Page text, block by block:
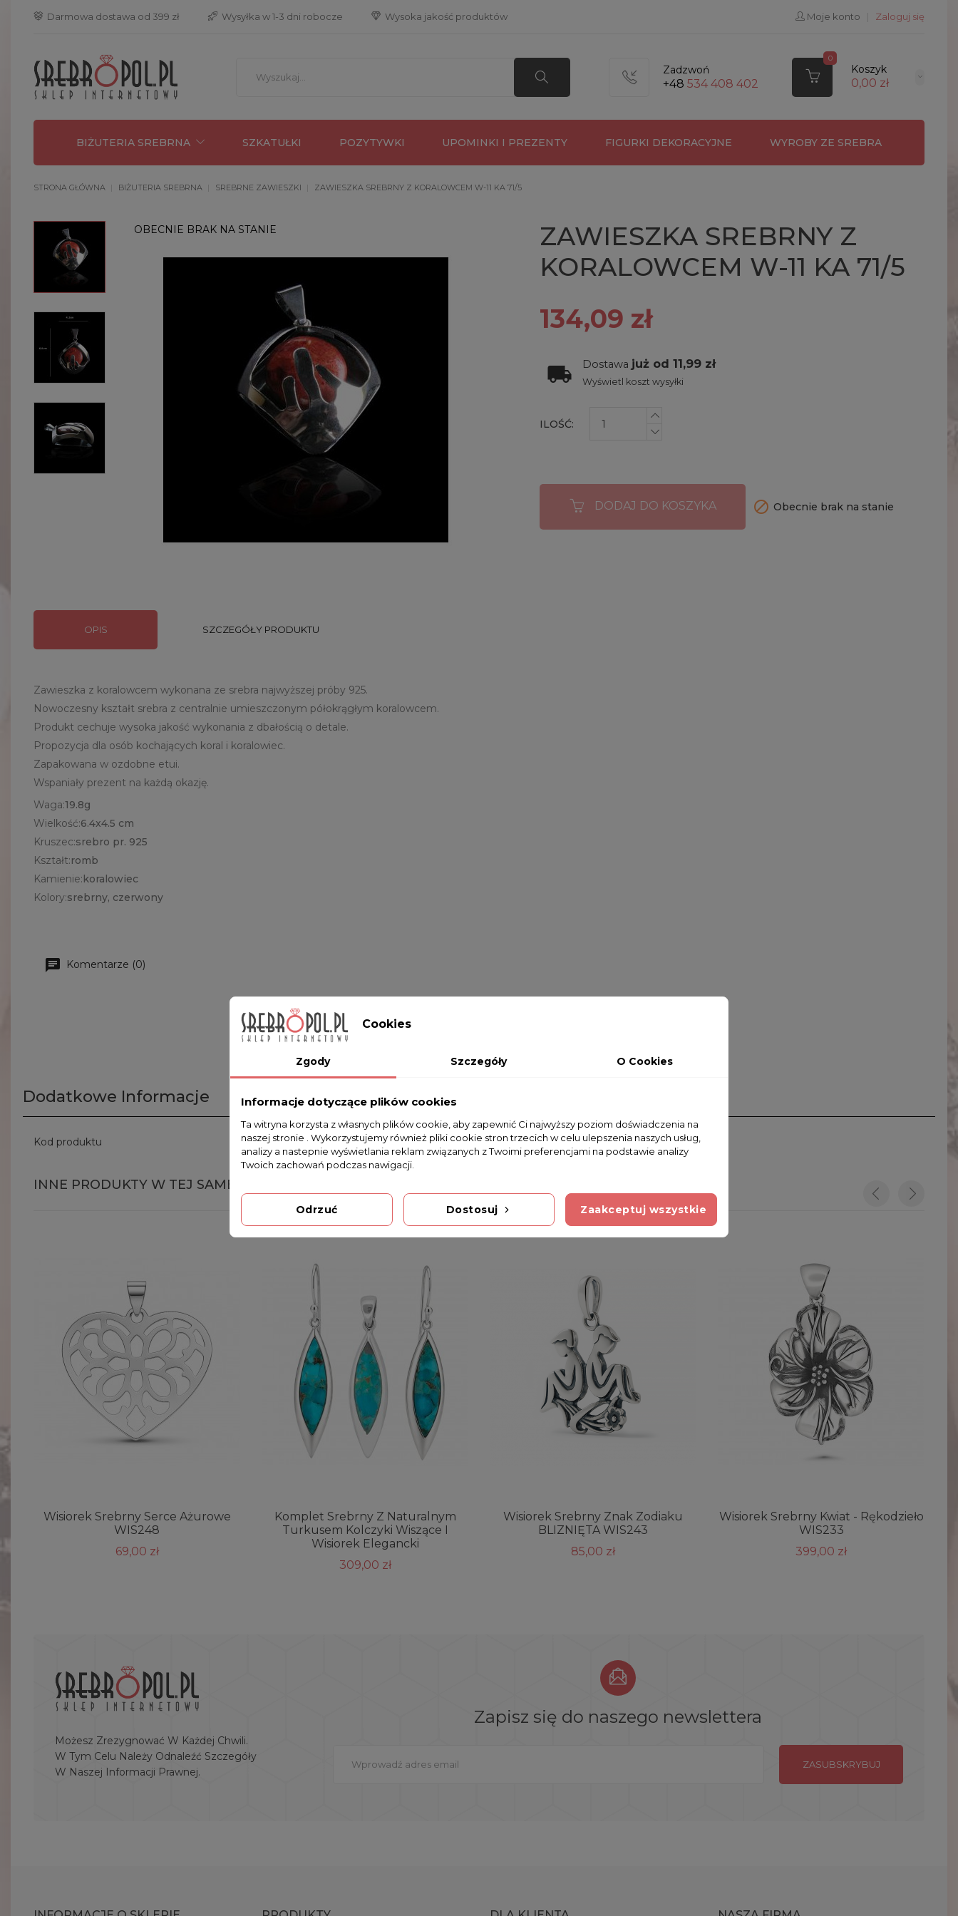
 Darmowa dostawa od 399 zł  Wysyłka w 1-3 dni robocze  Wysoka jakość produktów Moje konto Zaloguj się
Zadzwoń
+48 534 408 402
0
Koszyk
0,00 zł
BIŻUTERIA SREBRNA SZKATUŁKI POZYTYWKI UPOMINKI I PREZENTY FIGURKI DEKORACYJNE WYROBY ZE SREBRA
STRONA GŁÓWNA BIŻUTERIA SREBRNA SREBRNE ZAWIESZKI ZAWIESZKA SREBRNY Z KORALOWCEM W-11 KA 71/5
OBECNIE BRAK NA STANIE
ZAWIESZKA SREBRNY Z
KORALOWCEM W-11 KA 71/5
134,09 zł
Dostawa już od 11,99 zł
Wyświetl koszt wysyłki
ILOŚĆ:
DODAJ DO KOSZYKA  Obecnie brak na stanie
OPIS SZCZEGÓŁY PRODUKTU
Zawieszka z koralowcem wykonana ze srebra najwyższej próby 925.
Nowoczesny kształt srebra z centralnie umieszczonym półokrągłym koralowcem.
Produkt cechuje wysoka jakość wykonania z dbałością o detale.
Propozycja dla osób kochających koral i koralowiec.
Zapakowana w ozdobne etui.
Wspaniały prezent na każdą okazję.
Waga:19.8g
Wielkość:6.4x4.5 cm
Kruszec:srebro pr. 925
Kształt:romb
Kamienie:koralowiec
Kolory:srebrny, czerwony
Komentarze (0)
Dodatkowe Informacje
Kod produktu W-11 KA 71/5
INNE PRODUKTY W TEJ SAMEJ KATEGORII
Wisiorek Srebrny Serce Ażurowe
WIS248
69,00 zł
Komplet Srebrny Z Naturalnym
Turkusem Kolczyki Wiszące I
Wisiorek Elegancki
309,00 zł
Wisiorek Srebrny Znak Zodiaku
BLIZNIĘTA WIS243
85,00 zł
Wisiorek Srebrny Kwiat - Rękodzieło
WIS233
399,00 zł
Możesz Zrezygnować W Każdej Chwili.
W Tym Celu Należy Odnaleźć Szczegóły
W Naszej Informacji Prawnej.
Zapisz się do naszego newslettera
Cookies
Zgody Szczegóły O Cookies
Informacje dotyczące plików cookies
Ta witryna korzysta z własnych plików cookie, aby zapewnić Ci najwyższy poziom doświadczenia na
naszej stronie . Wykorzystujemy również pliki cookie stron trzecich w celu ulepszenia naszych usług,
analizy a nastepnie wyświetlania reklam związanych z Twoimi preferencjami na podstawie analizy
Twoich zachowań podczas nawigacji.
Odrzuć Dostosuj Zaakceptuj wszystkie